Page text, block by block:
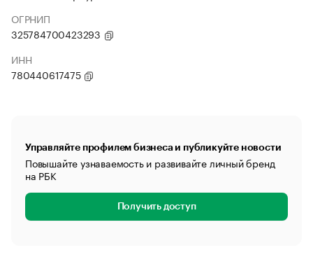
ОГРНИП
325784700423293
ИНН
780440617475
Управляйте профилем бизнеса и публикуйте новости
Повышайте узнаваемость и развивайте личный бренд
на РБК
Получить доступ